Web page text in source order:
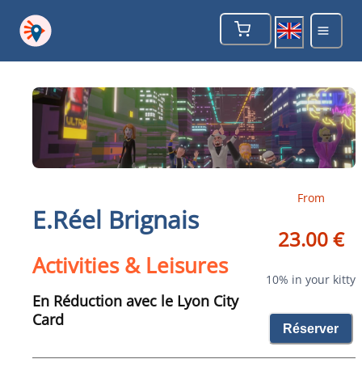
E.Réel Brignais
Activities & Leisures
En Réduction avec le Lyon City
Card
From
23.00 €
10% in your kitty
Réserver